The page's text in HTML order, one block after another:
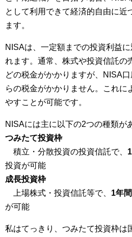
として利用できて経済的自由に近
ます。
NISAは、一定額までの投資利益
れます。通常、株式や投資信託の
どの税金がかかりますが、NISA
らの税金がかかりません。これに
やすことが可能です。
NISAには主に以下の2つの種類が
つみたて投資枠
積立・分散投資の投資信託で、
投資が可能
成長投資枠
上場株式・投資信託等で、 1年
が可能
私はてっきり、つみたて投資枠は